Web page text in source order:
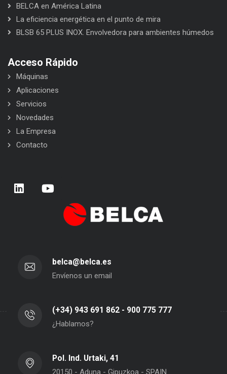
BELCA en América Latina
La eficiencia energética en el punto de mira
BLSB 65 PLUS INOX. Envolvedora para ambientes húmedos
Acceso Rápido
Máquinas
Aplicaciones
Servicios
Novedades
La Empresa
Contacto
belca@belca.es
Envíenos un email
(+34) 943 691 862 - 900 775 777
¿Hablamos?
Pol. Ind. Urtaki, 41
20150 - Aduna - Gipuzkoa - SPAIN